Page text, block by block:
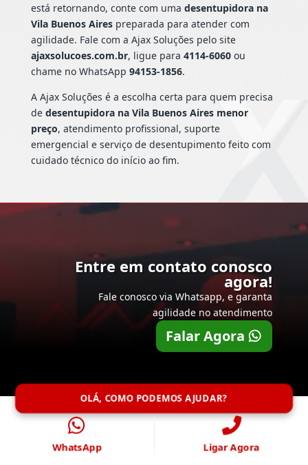
está retornando, conte com uma desentupidora na
Vila Buenos Airespreparada para atender com
agilidade. Fale com a Ajax Soluções pelo site
ajaxsolucoes.com.br, ligue para 4114-6060ou
chame no WhatsApp 94153-1856.
A Ajax Soluções é a escolha certa para quem precisa
de desentupidora na Vila Buenos Aires menor
preço, atendimento profissional, suporte
emergencial e serviço de desentupimento feito com
cuidado técnico do início ao fim.
Entre em contato conosco
agora!
Fale conosco via Whatsapp, e garanta
agilidade no atendimento
Falar Agora
OLÁ, COMO PODEMOS AJUDAR?
WhatsApp Ligar Agora